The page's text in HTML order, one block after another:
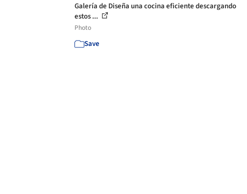
Galería de Diseña una cocina eficiente descargando
estos ...
Photo
Save